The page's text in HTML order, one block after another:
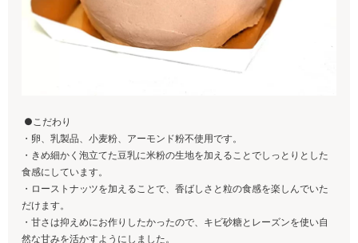
●こだわり
・卵、乳製品、小麦粉、アーモンド粉不使用です。
・きめ細かく泡立てた豆乳に米粉の生地を加えることでしっとりとした
食感にしています。
・ローストナッツを加えることで、香ばしさと粒の食感を楽しんでいた
だけます。
・甘さは抑えめにお作りしたかったので、キビ砂糖とレーズンを使い自
然な甘みを活かすようにしました。